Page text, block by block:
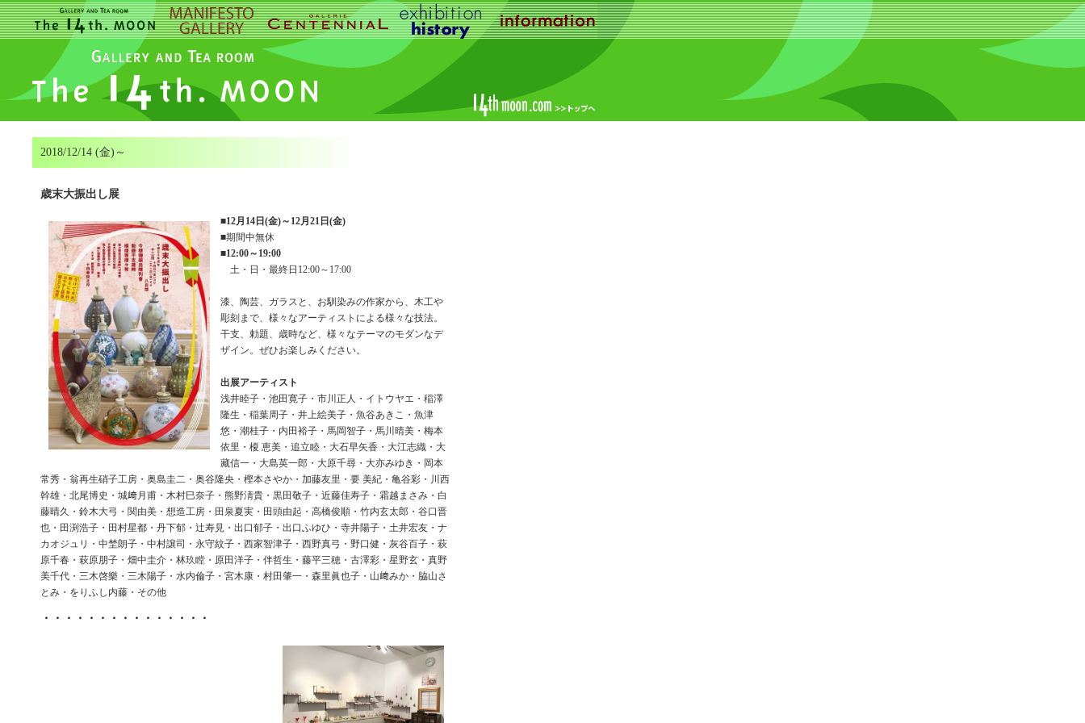
2018/12/14 (金)～
歳末大振出し展
■12月14日(金)～12月21日(金)
■期間中無休
■12:00～19:00
土・日・最終日12:00～17:00
漆、陶芸、ガラスと、お馴染みの作家から、木工や
彫刻まで、様々なアーティストによる様々な技法。
干支、勅題、歳時など、様々なテーマのモダンなデ
ザイン。ぜひお楽しみください。
出展アーティスト
浅井睦子・池田寛子・市川正人・イトウヤエ・稲澤
隆生・稲葉周子・井上絵美子・魚谷あきこ・魚津
悠・潮桂子・内田裕子・馬岡智子・馬川晴美・梅本
依里・榎 恵美・追立睦・大石早矢香・大江志織・大
藏信一・大島英一郎・大原千尋・大亦みゆき・岡本
常秀・翁再生硝子工房・奥島圭二・奥谷隆央・樫本さやか・加藤友里・要 美紀・亀谷彩・川西
幹雄・北尾博史・城﨑月甫・木村巳奈子・熊野淸貴・黒田敬子・近藤佳寿子・霜越まさみ・白
藤晴久・鈴木大弓・関由美・想造工房・田泉夏実・田頭由起・高橋俊順・竹内玄太郎・谷口晋
也・田渕浩子・田村星都・丹下郁・辻寿見・出口郁子・出口ふゆひ・寺井陽子・土井宏友・ナ
カオジュリ・中埜朗子・中村譲司・永守紋子・西家智津子・西野真弓・野口健・灰谷百子・萩
原千春・萩原朋子・畑中圭介・林玖瞠・原田洋子・伴哲生・藤平三穂・古澤彩・星野玄・真野
美千代・三木啓樂・三木陽子・水内倫子・宮木康・村田肇一・森里眞也子・山﨑みか・脇山さ
とみ・をりふし内藤・その他
・・・・・・・・・・・・・・・